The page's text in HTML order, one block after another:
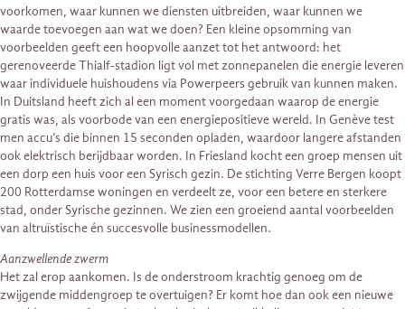
voorkomen, waar kunnen we diensten uitbreiden, waar kunnen we
waarde toevoegen aan wat we doen? Een kleine opsomming van
voorbeelden geeft een hoopvolle aanzet tot het antwoord: het
gerenoveerde Thialf-stadion ligt vol met zonnepanelen die energie leveren
waar individuele huishoudens via Powerpeers gebruik van kunnen maken.
In Duitsland heeft zich al een moment voorgedaan waarop de energie
gratis was, als voorbode van een energiepositieve wereld. In Genève test
men accu’s die binnen 15 seconden opladen, waardoor langere afstanden
ook elektrisch berijdbaar worden. In Friesland kocht een groep mensen uit
een dorp een huis voor een Syrisch gezin. De stichting Verre Bergen koopt
200 Rotterdamse woningen en verdeelt ze, voor een betere en sterkere
stad, onder Syrische gezinnen. We zien een groeiend aantal voorbeelden
van altruïstische én succesvolle businessmodellen.
Aanzwellende zwerm
Het zal erop aankomen. Is de onderstroom krachtig genoeg om de
zwijgende middengroep te overtuigen? Er komt hoe dan ook een nieuwe